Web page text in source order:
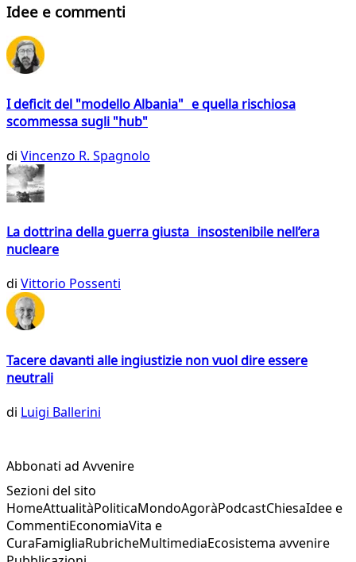
Idee e commenti
I deficit del "modello Albania" e quella rischiosa
scommessa sugli "hub"
di Vincenzo R. Spagnolo
La dottrina della guerra giusta insostenibile nell’era
nucleare
di Vittorio Possenti
Tacere davanti alle ingiustizie non vuol dire essere
neutrali
di Luigi Ballerini
Abbonati ad Avvenire
Sezioni del sito
HomeAttualitàPoliticaMondoAgoràPodcastChiesaIdee e
CommentiEconomiaVita e
CuraFamigliaRubricheMultimediaEcosistema avvenire